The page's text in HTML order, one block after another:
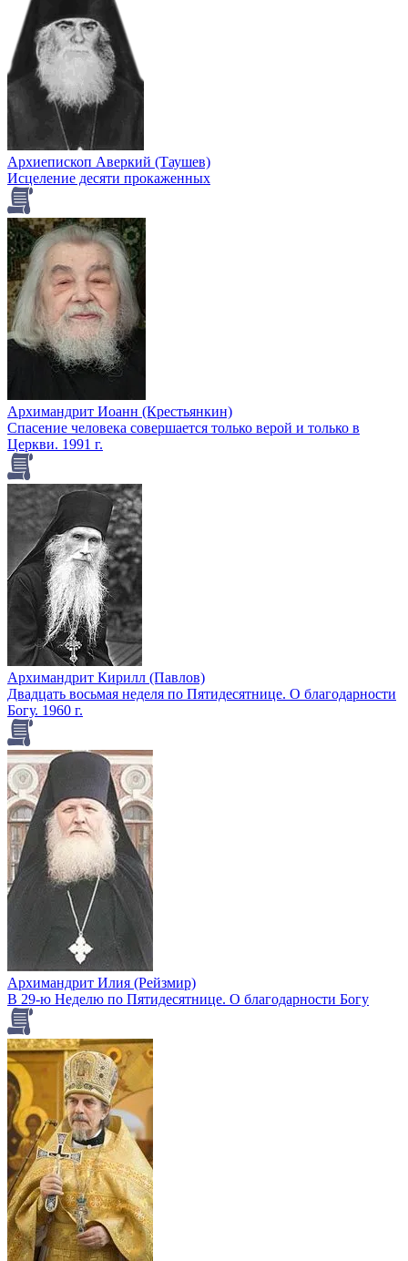
Архиепископ Аверкий (Таушев)
Исцеление десяти прокаженных
Архимандрит Иоанн (Крестьянкин)
Спасение человека совершается только верой и только в
Церкви. 1991 г.
Архимандрит Кирилл (Павлов)
Двадцать восьмая неделя по Пятидесятнице. О благодарности
Богу. 1960 г.
Архимандрит Илия (Рейзмир)
В 29-ю Неделю по Пятидесятнице. О благодарности Богу